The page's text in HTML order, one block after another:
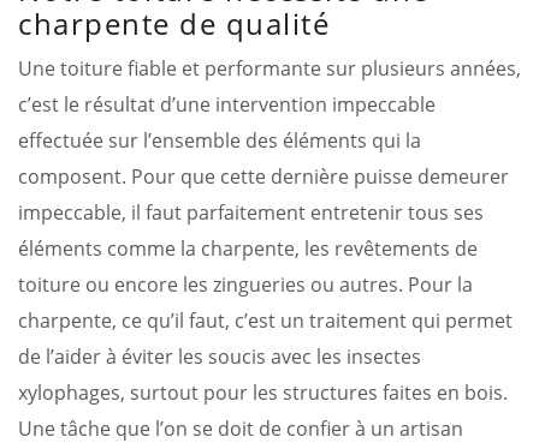
charpente de qualité
Une toiture fiable et performante sur plusieurs années,
c’est le résultat d’une intervention impeccable
effectuée sur l’ensemble des éléments qui la
composent. Pour que cette dernière puisse demeurer
impeccable, il faut parfaitement entretenir tous ses
éléments comme la charpente, les revêtements de
toiture ou encore les zingueries ou autres. Pour la
charpente, ce qu’il faut, c’est un traitement qui permet
de l’aider à éviter les soucis avec les insectes
xylophages, surtout pour les structures faites en bois.
Une tâche que l’on se doit de confier à un artisan